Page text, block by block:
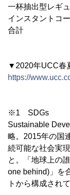
一杯抽出型レギ
インスタン
合計
▼2020年UCC春
https://
※1 SDGs
Sustainable
略。2015年の国
続可能な社会実
と。「地球上の
one behind)」を
トから構成され